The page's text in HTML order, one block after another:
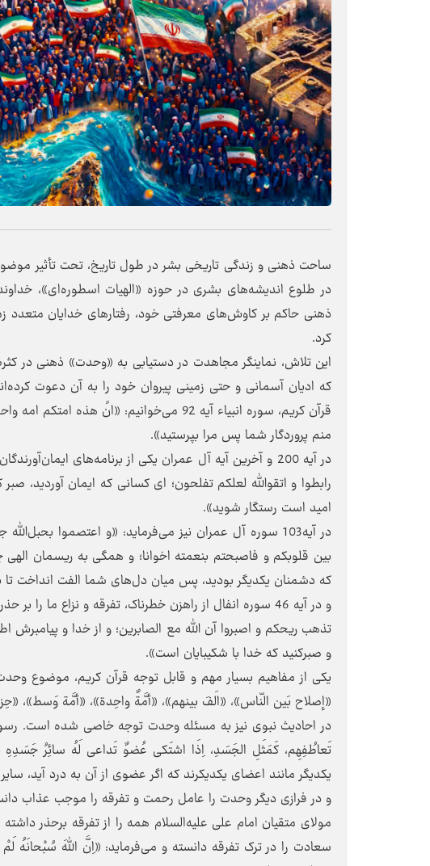
ساحت ذهنی و زندگی تاریخی بشر در طول تاریخ، تحت تأثیر
در طلوع اندیشه‌های بشری در حوزه «الهیات اسطوره‌ای»،
ذهنی حاکم بر کاوش‌های معرفتی خود، رفتارهای خدایان متعدد
کرد.
این تلاش، نماینگر مجاهدت در دستیابی به «وحدت» ذهنی
که ادیان آسمانی و حتی زمینی پیروان خود را به آن دعوت
قرآن کریم، سوره انبیاء آیه 92 می‌خوانیم:
منم پروردگار شما پس مرا بپرستید».
در آیه 200 و آخرین آیه آل عمران یکی از برنامه‌های
رابطوا و اتقوالله لعلکم تفلحون؛ ای کسانی که ایمان آوردید، صبر
امید است رستگار شوید».
در آیه103 سوره آل عمران نیز می‌فرماید: «و اعتصموا
بین قلوبکم و فاصبحتم بنعمته اخوانا؛ و همگی به ریسمان الهی
که دشمنان یکدیگر بودید، پس میان دل‌های شما الفت انداخت
و در آیه 46 سوره انفال از راهزن خطرناک، تفرقه و نزاع ما
تذهب ریحکم و اصبروا آن الله مع الصابرین؛ و از خدا و
و صبرکنید که خدا با شکیبایان است».
یکی از مفاهیم بسیار مهم و قابل توجه قرآن کریم، موضوع
«إصلاح بَین النّاس»، «الَفَ بینهم»، «أمَّةٌ واحِدة»، «أمَّة وَسط»،
در احادیث نبوی نیز به مسئله وحدت توجه خاصی شده است.
تَعاطُفِهِم، کَمَثَلِ الجَسَدِ، اِذَا اشتَکی عُضوٌ تَداعی لَهُ سائِرُ
یکدیگر مانند اعضای یکدیکرند که اگر عضوی از آن به درد آید،
و در فرازی دیگر وحدت را عامل رحمت و تفرقه را موجب عذاب
مولای متقیان امام علی علیه‌السلام همه را از تفرقه برحذر
سعادت را در ترک تفرقه دانسته و می‌فرماید: «اِنَّ اللّهَ سُبْحانَهُ